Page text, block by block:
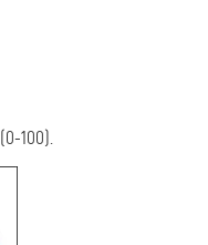
(0-100).